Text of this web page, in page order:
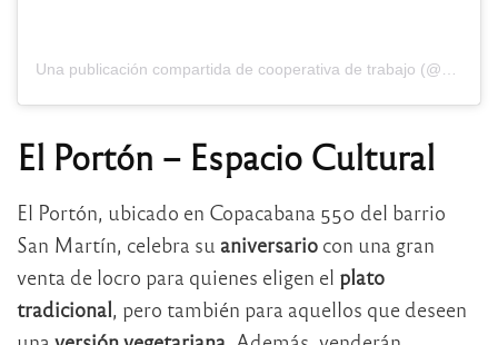
Una publicación compartida de cooperativa de trabajo (@alma.casavegana)
El Portón – Espacio Cultural
El Portón, ubicado en Copacabana 550 del barrio
San Martín, celebra su aniversario con una gran
venta de locro para quienes eligen el plato
tradicional, pero también para aquellos que deseen